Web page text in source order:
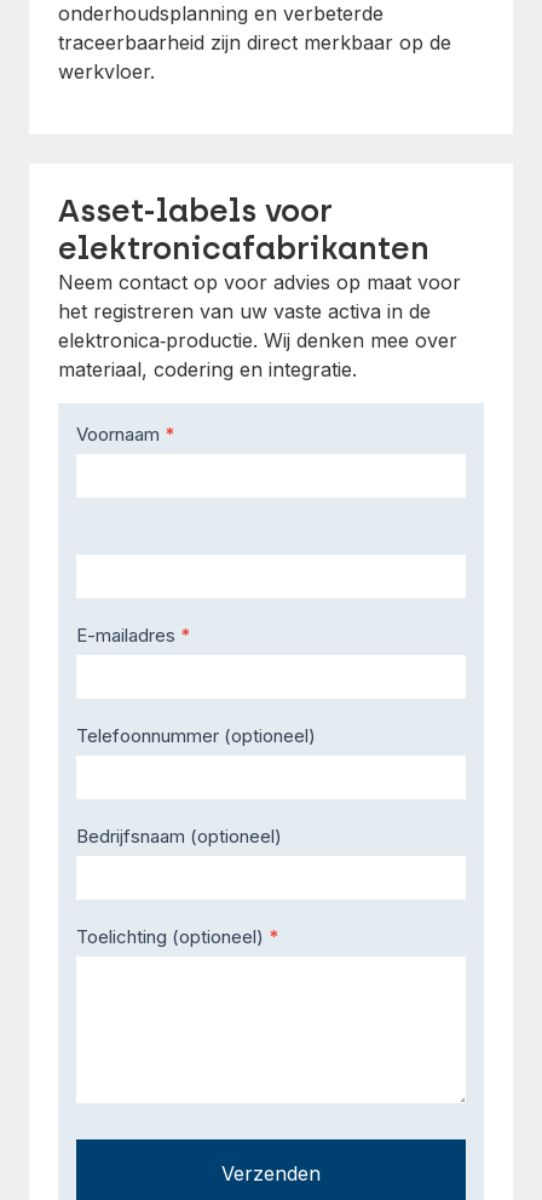
onderhoudsplanning en verbeterde
traceerbaarheid zijn direct merkbaar op de
werkvloer.
Asset-labels voor
elektronicafabrikanten
Neem contact op voor advies op maat voor
het registreren van uw vaste activa in de
elektronica‑productie. Wij denken mee over
materiaal, codering en integratie.
Contact
Us
Voornaam *
E-mailadres *
Telefoonnummer (optioneel)
Bedrijfsnaam (optioneel)
Toelichting (optioneel) *
Verzenden